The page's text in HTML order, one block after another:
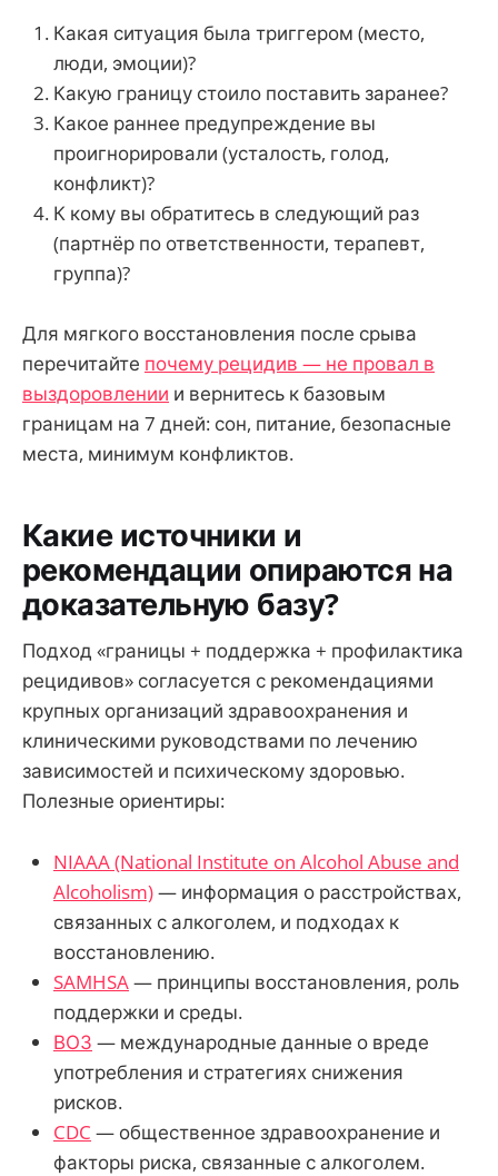
Какая ситуация была триггером (место,
люди, эмоции)?
Какую границу стоило поставить заранее?
Какое раннее предупреждение вы
проигнорировали (усталость, голод,
конфликт)?
К кому вы обратитесь в следующий раз
(партнёр по ответственности, терапевт,
группа)?
Для мягкого восстановления после срыва
перечитайте почему рецидив — не провал в
выздоровлении и вернитесь к базовым
границам на 7 дней: сон, питание, безопасные
места, минимум конфликтов.
Какие источники и
рекомендации опираются на
доказательную базу?
Подход «границы + поддержка + профилактика
рецидивов» согласуется с рекомендациями
крупных организаций здравоохранения и
клиническими руководствами по лечению
зависимостей и психическому здоровью.
Полезные ориентиры:
NIAAA (National Institute on Alcohol Abuse and
Alcoholism)— информация о расстройствах,
связанных с алкоголем, и подходах к
восстановлению.
SAMHSA— принципы восстановления, роль
поддержки и среды.
ВОЗ — международные данные о вреде
употребления и стратегиях снижения
рисков.
CDC — общественное здравоохранение и
факторы риска, связанные с алкоголем.